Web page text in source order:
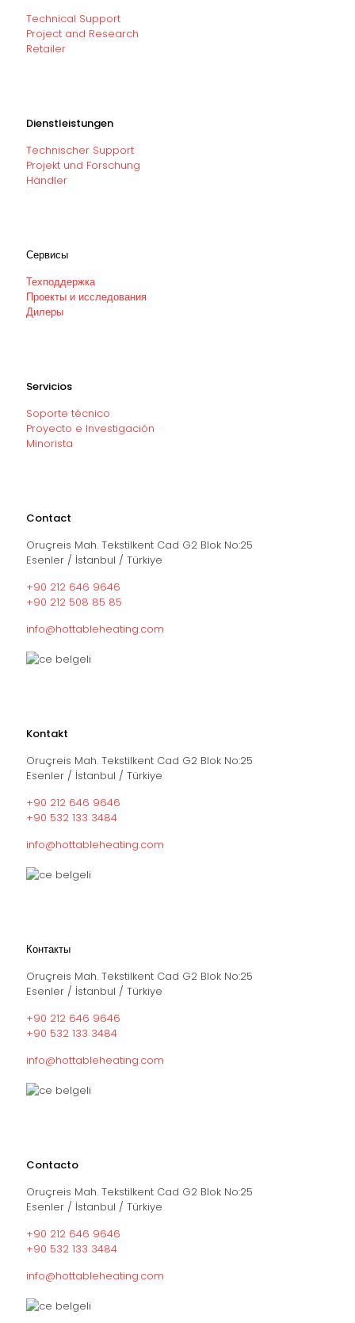
Technical Support
Project and Research
Retailer
Dienstleistungen
Technischer Support
Projekt und Forschung
Händler
Сервисы
Техподдержка
Проекты и исследования
Дилеры
Servicios
Soporte técnico
Proyecto e Investigación
Minorista
Contact
Oruçreis Mah. Tekstilkent Cad G2 Blok No:25
Esenler / İstanbul / Türkiye
+90 212 646 9646
+90 212 508 85 85
info@hottableheating.com
Kontakt
Oruçreis Mah. Tekstilkent Cad G2 Blok No:25
Esenler / İstanbul / Türkiye
+90 212 646 9646
+90 532 133 3484
info@hottableheating.com
Контакты
Oruçreis Mah. Tekstilkent Cad G2 Blok No:25
Esenler / İstanbul / Türkiye
+90 212 646 9646
+90 532 133 3484
info@hottableheating.com
Contacto
Oruçreis Mah. Tekstilkent Cad G2 Blok No:25
Esenler / İstanbul / Türkiye
+90 212 646 9646
+90 532 133 3484
info@hottableheating.com